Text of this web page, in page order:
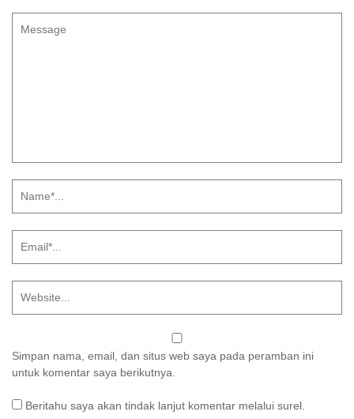
Simpan nama, email, dan situs web saya pada peramban ini
untuk komentar saya berikutnya.
Beritahu saya akan tindak lanjut komentar melalui surel.